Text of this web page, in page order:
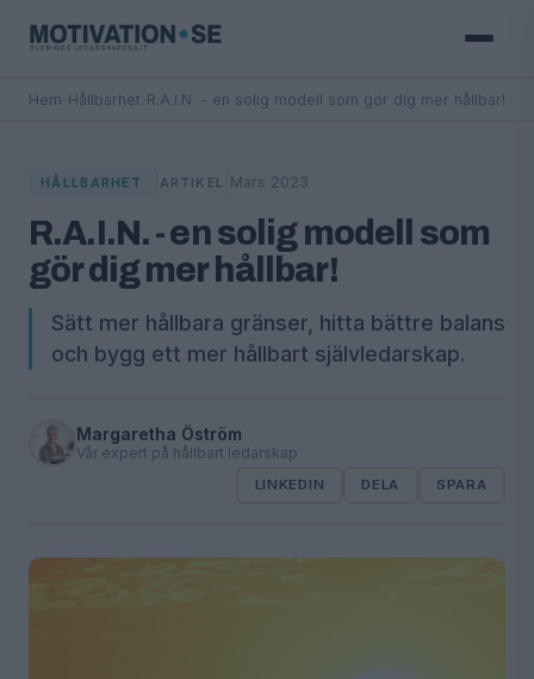
Hem Hållbarhet R.A.I.N. - en solig modell som gör dig mer hållbar!
HÅLLBARHET ARTIKEL Mars 2023
R.A.I.N. - en solig modell som
gör dig mer hållbar!
Sätt mer hållbara gränser, hitta bättre balans
och bygg ett mer hållbart självledarskap.
Margaretha Öström
Vår expert på hållbart ledarskap
LINKEDIN DELA SPARA